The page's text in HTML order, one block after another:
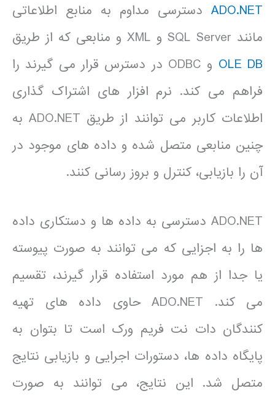
ADO.NET دسترسی مداوم به منابع اطلاعاتی
مانند SQL Server و XML و منابعی که از طریق
OLE DB
و ODBC در دسترس قرار می گیرند را
فراهم می کند. نرم افزار های اشتراک گذاری
اطلاعات کاربر می توانند از طریق ADO.NET به
چنین منابعی متصل شده و داده های موجود در
آن را بازیابی، کنترل و بروز رسانی کنند.
ADO.NET دسترسی به داده ها و دستکاری داده
ها را به اجزایی که می توانند به صورت پیوسته
یا جدا از هم مورد استفاده قرار گیرند، تقسیم
می کند. ADO.NET حاوی داده های تهیه
کنندگان دات نت فریم ورک است تا بتوان به
پایگاه داده ها، دستورات اجرایی و بازیابی نتایج
متصل شد. این نتایج، می توانند به صورت